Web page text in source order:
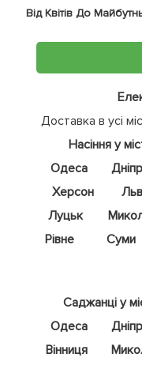
Від Квітів До
Доставка в усі
Насіння у
Одеса
Херсон
Луцьк
Рівне
Суми
Саджанці у
Одеса
Вінниця